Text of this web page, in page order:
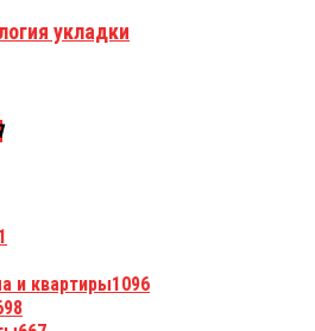
укладки
и квартиры1096